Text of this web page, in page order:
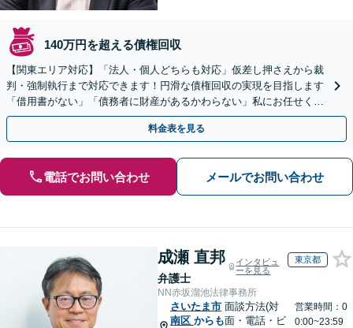
140万円を超える債権回収
【関東エリア対応】「法人・個人どちらも対応」仮差し押さえから裁
判・強制執行まで対応できます！円滑な債権回収の実現を目指します
「借用書がない」「債務者に財産があるかわらない」私にお任せくだ
さい！【分割払いあり】【休日・夜間相談可】
料金表を見る
電話でお問い合わせ メールでお問い合わせ
成瀬 直邦
弁護士
インタビュ
ーを見る
東京都
NN赤坂溜池法律事務所
さいたま市
南区 からも
面談方法(対
面・電話・ビ
営業時間：0
0:00~23:59